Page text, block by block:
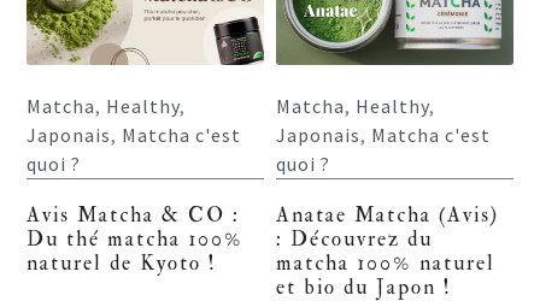
Matcha, Healthy,
Japonais, Matcha c'est
quoi ?
Avis Matcha & CO :
Du thé matcha 100%
naturel de Kyoto !
Matcha, Healthy,
Japonais, Matcha c'est
quoi ?
Anatae Matcha (Avis)
: Découvrez du
matcha 100% naturel
et bio du Japon !